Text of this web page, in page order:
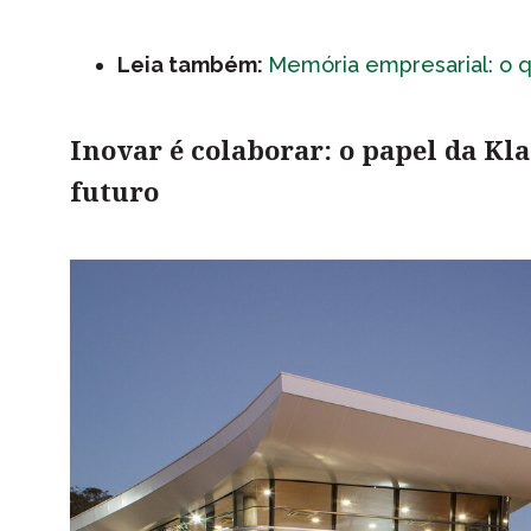
Leia também: Memória empresarial: o
Inovar é colaborar: o papel da
futuro